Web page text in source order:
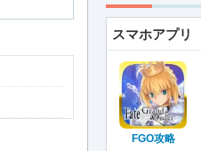
スマホアプリ
FGO攻略